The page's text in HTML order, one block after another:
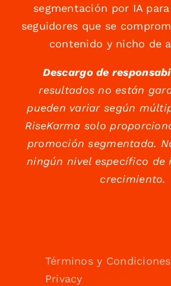
segmentación por IA
seguidores que se
contenido y nicho de
Descargo de
resultados no están
pueden variar según
RiseKarma solo
promoción segmentada.
ningún nivel específico de
crecimiento.
Términos y Condiciones
Privacy